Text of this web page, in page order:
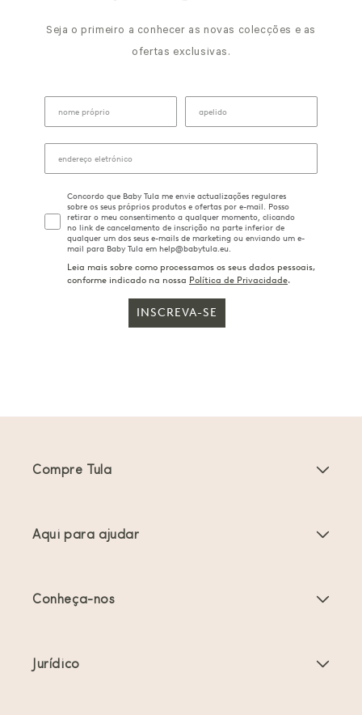
Seja o primeiro a conhecer as novas colecções e as
ofertas exclusivas.
Concordo que Baby Tula me envie actualizações regulares
sobre os seus próprios produtos e ofertas por e-mail. Posso
retirar o meu consentimento a qualquer momento, clicando
no link de cancelamento de inscrição na parte inferior de
qualquer um dos seus e-mails de marketing ou enviando um e-
mail para Baby Tula em help@babytula.eu.
Leia mais sobre como processamos os seus dados pessoais,
conforme indicado na nossa Política de Privacidade.
INSCREVA-SE
Compre Tula
Ofertas e promoções
Aqui para ajudar
Conheça-nos
Jurídico